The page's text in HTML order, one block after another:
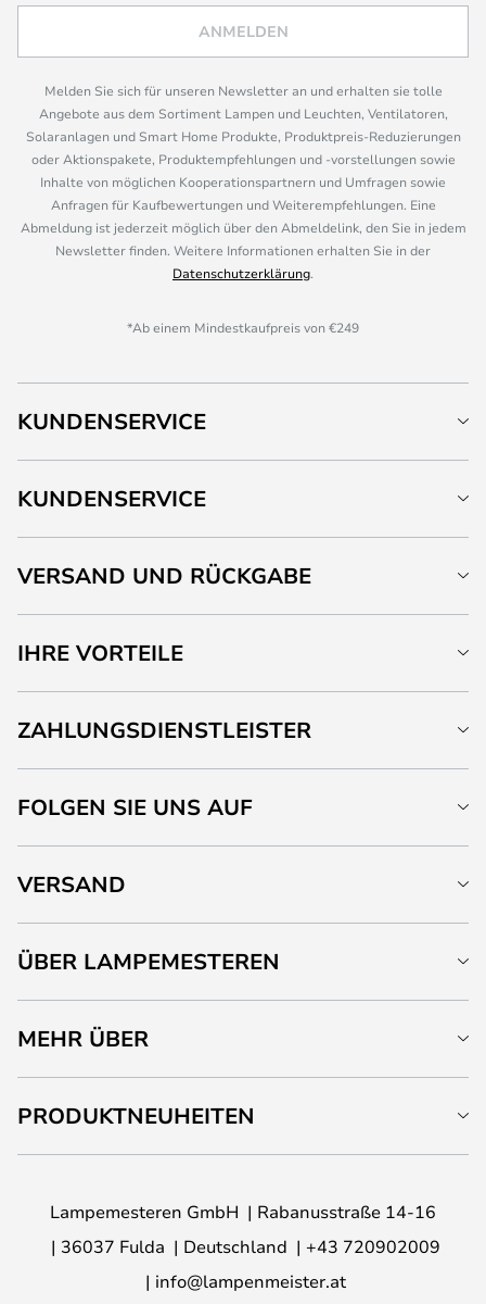
ANMELDEN
Melden Sie sich für unseren Newsletter an und erhalten sie tolle
Angebote aus dem Sortiment Lampen und Leuchten, Ventilatoren,
Solaranlagen und Smart Home Produkte, Produktpreis-Reduzierungen
oder Aktionspakete, Produktempfehlungen und -vorstellungen sowie
Inhalte von möglichen Kooperationspartnern und Umfragen sowie
Anfragen für Kaufbewertungen und Weiterempfehlungen. Eine
Abmeldung ist jederzeit möglich über den Abmeldelink, den Sie in jedem
Newsletter finden. Weitere Informationen erhalten Sie in der
Datenschutzerklärung.
*Ab einem Mindestkaufpreis von €249
KUNDENSERVICE
KUNDENSERVICE
VERSAND UND RÜCKGABE
IHRE VORTEILE
ZAHLUNGSDIENSTLEISTER
FOLGEN SIE UNS AUF
VERSAND
ÜBER LAMPEMESTEREN
MEHR ÜBER
PRODUKTNEUHEITEN
Lampemesteren GmbH
Rabanusstraße 14-16
36037 Fulda
Deutschland
+43 720902009
info@lampenmeister.at